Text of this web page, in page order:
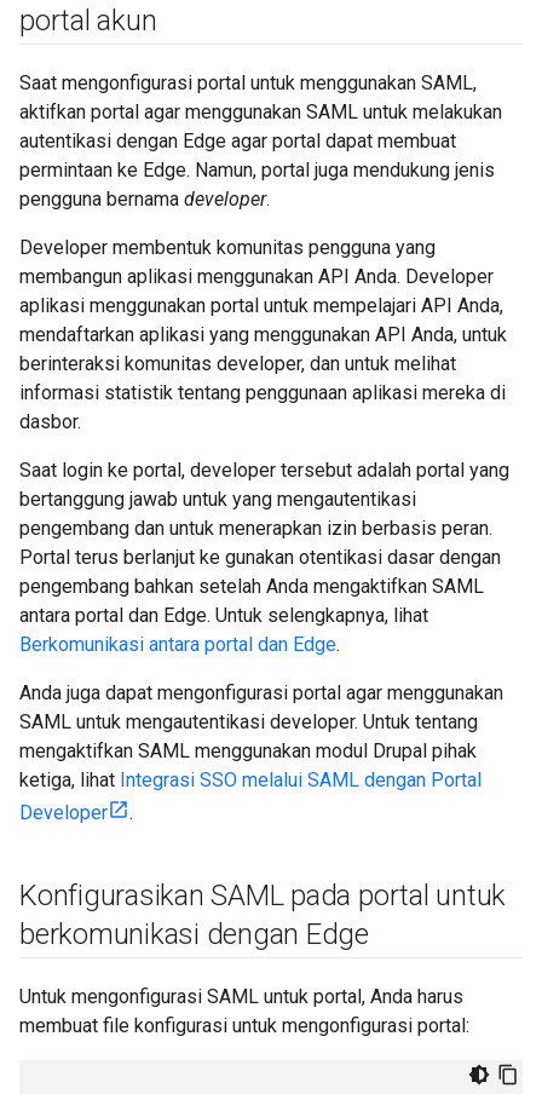
portal akun
Saat mengonfigurasi portal untuk menggunakan SAML,
aktifkan portal agar menggunakan SAML untuk melakukan
autentikasi dengan Edge agar portal dapat membuat
permintaan ke Edge. Namun, portal juga mendukung jenis
pengguna bernama developer.
Developer membentuk komunitas pengguna yang
membangun aplikasi menggunakan API Anda. Developer
aplikasi menggunakan portal untuk mempelajari API Anda,
mendaftarkan aplikasi yang menggunakan API Anda, untuk
berinteraksi komunitas developer, dan untuk melihat
informasi statistik tentang penggunaan aplikasi mereka di
dasbor.
Saat login ke portal, developer tersebut adalah portal yang
bertanggung jawab untuk yang mengautentikasi
pengembang dan untuk menerapkan izin berbasis peran.
Portal terus berlanjut ke gunakan otentikasi dasar dengan
pengembang bahkan setelah Anda mengaktifkan SAML
antara portal dan Edge. Untuk selengkapnya, lihat
Berkomunikasi antara portal dan Edge.
Anda juga dapat mengonfigurasi portal agar menggunakan
SAML untuk mengautentikasi developer. Untuk tentang
mengaktifkan SAML menggunakan modul Drupal pihak
ketiga, lihat Integrasi SSO melalui SAML dengan Portal
Developer
.
Konfigurasikan SAML pada portal untuk
berkomunikasi dengan Edge
Untuk mengonfigurasi SAML untuk portal, Anda harus
membuat file konfigurasi untuk mengonfigurasi portal: